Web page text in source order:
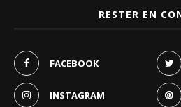
RESTER EN
FACEBOOK
INSTAGRAM